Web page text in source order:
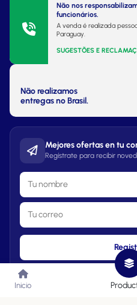
Não nos
funcionários.
A venda é realizada
Paraguay.
SUGESTÕES E
Não realizamos
entregas no Brasil.
Mejores ofertas en tu
Regístrate para recibir
Inicio